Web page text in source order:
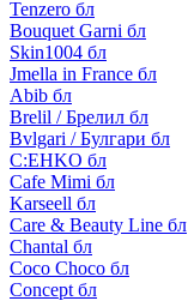
Tenzero бл
Bouquet Garni бл
Skin1004 бл
Jmella in France бл
Abib бл
Brelil / Брелил бл
Bvlgari / Булгари бл
C:EHKO бл
Cafe Mimi бл
Karseell бл
Care & Beauty Line бл
Chantal бл
Coco Choco бл
Concept бл